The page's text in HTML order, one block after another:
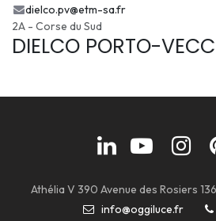
dielco.pv@etm-sa.fr
2A - Corse du Sud
DIELCO PORTO-
Athélia V 390 Avenue des Rosiers
info@oggiluce.fr